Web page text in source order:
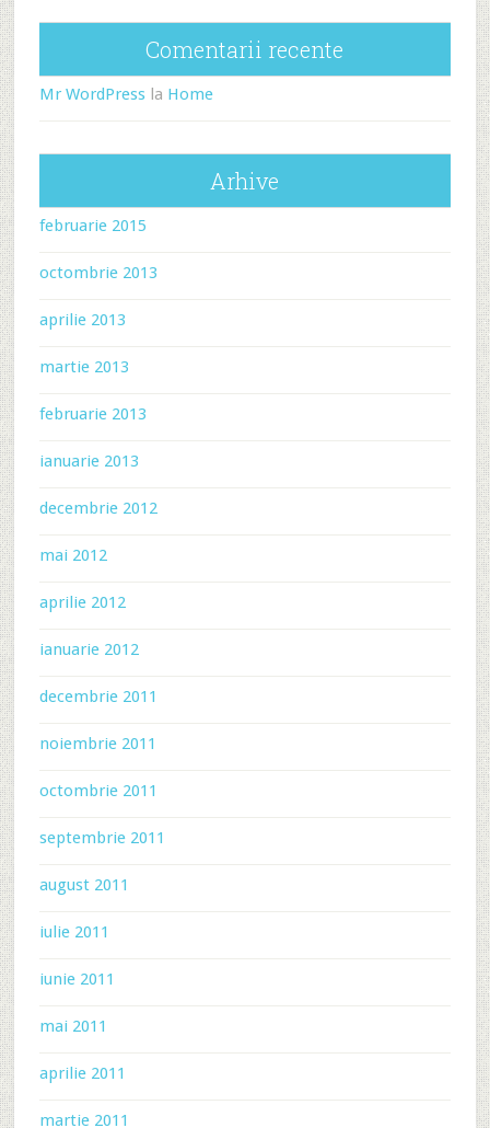
Comentarii recente
Mr WordPressla Home
Arhive
februarie 2015
octombrie 2013
aprilie 2013
martie 2013
februarie 2013
ianuarie 2013
decembrie 2012
mai 2012
aprilie 2012
ianuarie 2012
decembrie 2011
noiembrie 2011
octombrie 2011
septembrie 2011
august 2011
iulie 2011
iunie 2011
mai 2011
aprilie 2011
martie 2011